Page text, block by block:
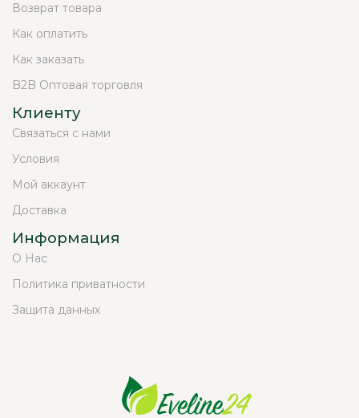
Возврат товара
Как оплатить
Как заказать
B2B Оптовая торговля
Клиенту
Связаться с нами
Условия
Мой аккаунт
Доставка
Информация
О Нас
Политика приватности
Защита данных